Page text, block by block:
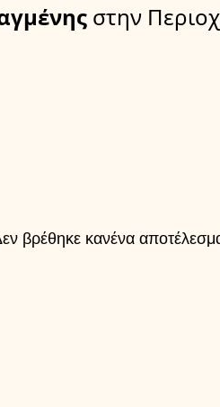
στην
βρέθηκε κανένα